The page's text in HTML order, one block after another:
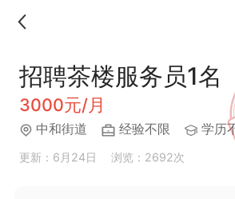
招聘茶楼服务员1名
3000元/月
中和街道 经验不限 学历
更新：6月24日 浏览：2692次